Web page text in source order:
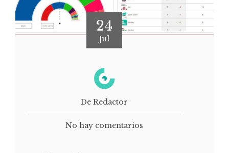
24
Jul
De Redactor
No hay comentarios